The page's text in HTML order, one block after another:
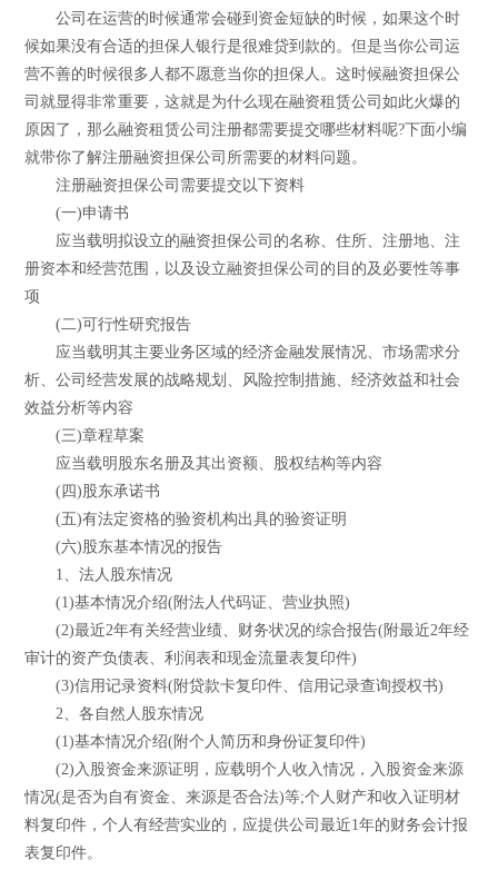
公司在运营的时候通常会碰到资金短缺的时候，如果这个时
候如果没有合适的担保人银行是很难贷到款的。但是当你公司运
营不善的时候很多人都不愿意当你的担保人。这时候融资担保公
司就显得非常重要，这就是为什么现在融资租赁公司如此火爆的
原因了，那么融资租赁公司注册都需要提交哪些材料呢?下面小编
就带你了解注册融资担保公司所需要的材料问题。
注册融资担保公司需要提交以下资料
(一)申请书
应当载明拟设立的融资担保公司的名称、住所、注册地、注
册资本和经营范围，以及设立融资担保公司的目的及必要性等事
项
(二)可行性研究报告
应当载明其主要业务区域的经济金融发展情况、市场需求分
析、公司经营发展的战略规划、风险控制措施、经济效益和社会
效益分析等内容
(三)章程草案
应当载明股东名册及其出资额、股权结构等内容
(四)股东承诺书
(五)有法定资格的验资机构出具的验资证明
(六)股东基本情况的报告
1、法人股东情况
(1)基本情况介绍(附法人代码证、营业执照)
(2)最近2年有关经营业绩、财务状况的综合报告(附最近2年经
审计的资产负债表、利润表和现金流量表复印件)
(3)信用记录资料(附贷款卡复印件、信用记录查询授权书)
2、各自然人股东情况
(1)基本情况介绍(附个人简历和身份证复印件)
(2)入股资金来源证明，应载明个人收入情况，入股资金来源
情况(是否为自有资金、来源是否合法)等;个人财产和收入证明材
料复印件，个人有经营实业的，应提供公司最近1年的财务会计报
表复印件。